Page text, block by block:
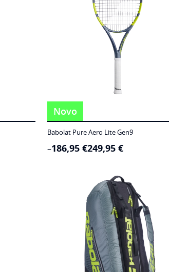
Novo
Babolat Pure Aero Lite Gen9
186,95€
– 249,95€
Price
range: